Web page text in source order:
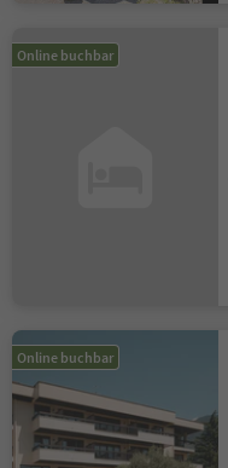
Online buchbar
Online buchbar